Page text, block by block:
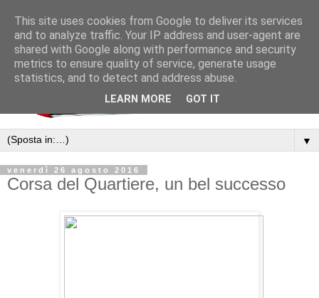
▼
venerdì 26 agosto 2016
Corsa del Quartiere, un bel successo
This site uses cookies from Google to deliver its services
and to analyze traffic. Your IP address and user-agent are
shared with Google along with performance and security
metrics to ensure quality of service, generate usage
statistics, and to detect and address abuse.
LEARN MORE GOT IT